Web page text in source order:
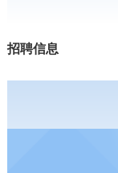
招聘信息